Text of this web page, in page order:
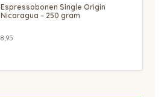
Espressobonen Single Origin
Nicaragua – 250 gram
8,95